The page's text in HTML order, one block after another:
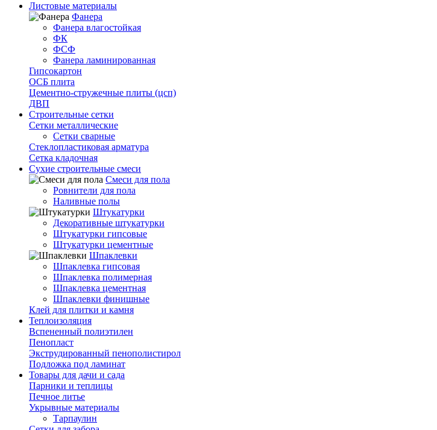
Листовые материалы
Фанера
Фанера влагостойкая
ФК
ФСФ
Фанера ламинированная
Гипсокартон
ОСБ плита
Цементно-стружечные плиты (цсп)
ДВП
Строительные сетки
Сетки металлические
Сетки сварные
Стеклопластиковая арматура
Сетка кладочная
Сухие строительные смеси
Смеси для пола
Ровнители для пола
Наливные полы
Штукатурки
Декоративные штукатурки
Штукатурки гипсовые
Штукатурки цементные
Шпаклевки
Шпаклевка гипсовая
Шпаклевка полимерная
Шпаклевка цементная
Шпаклевки финишные
Клей для плитки и камня
Теплоизоляция
Вспененный полиэтилен
Пенопласт
Экструдированный пенополистирол
Подложка под ламинат
Товары для дачи и сада
Парники и теплицы
Печное литье
Укрывные материалы
Тарпаулин